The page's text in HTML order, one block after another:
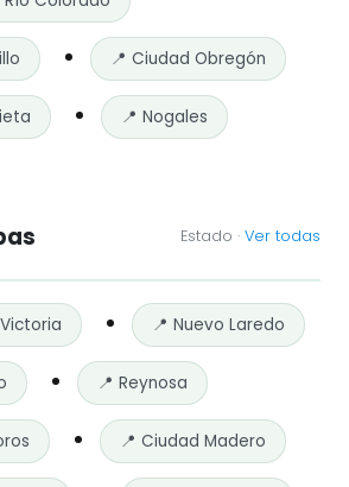
📍 Ciudad Obregón
📍 Nogales
Estado · Ver todas
📍 Nuevo Laredo
📍 Reynosa
📍 Ciudad Madero